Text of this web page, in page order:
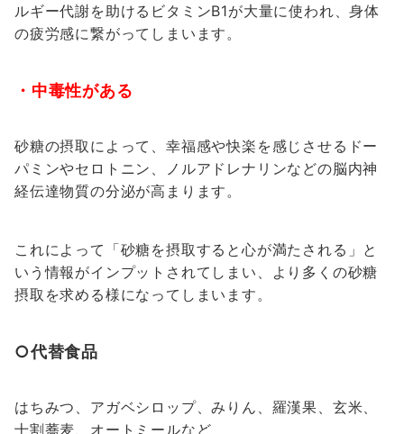
ルギー代謝を助けるビタミンB1が大量に使われ、身体
の疲労感に繋がってしまいます。
・中毒性がある
砂糖の摂取によって、幸福感や快楽を感じさせるドー
パミンやセロトニン、ノルアドレナリンなどの脳内神
経伝達物質の分泌が高まります。
これによって「砂糖を摂取すると心が満たされる」と
いう情報がインプットされてしまい、より多くの砂糖
摂取を求める様になってしまいます。
○代替食品
はちみつ、アガベシロップ、みりん、羅漢果、玄米、
十割蕎麦、オートミールなど